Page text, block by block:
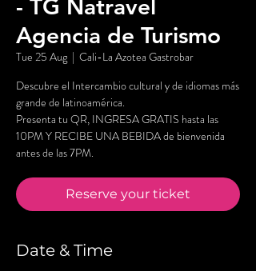
- TG Natravel
Agencia de Turismo
Tue 25 Aug
  |
Cali-La Azotea Gastrobar
Descubre el Intercambio cultural y de idiomas más
grande de latinoamérica.
Presenta tu QR, INGRESA GRATIS hasta las
10PM Y RECIBE UNA BEBIDA de bienvenida
antes de las 7PM.
Reserve your ticket
Date & Time